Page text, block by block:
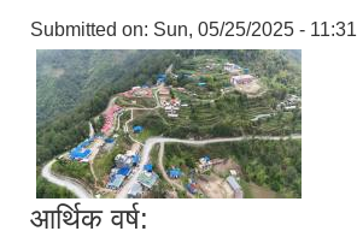
Submitted on: Sun, 05/25/2025 - 11:31
आर्थिक वर्ष: